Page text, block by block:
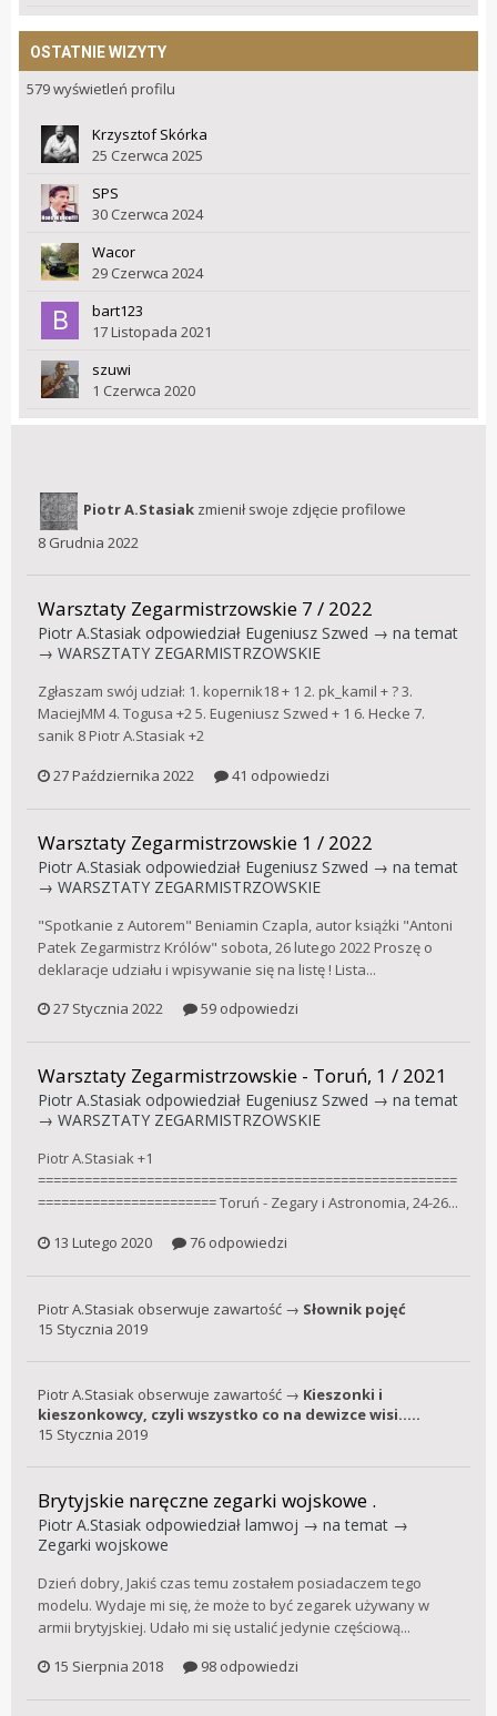
OSTATNIE WIZYTY
579 wyświetleń profilu
Krzysztof Skórka
25 Czerwca 2025
SPS
30 Czerwca 2024
Wacor
29 Czerwca 2024
bart123
17 Listopada 2021
szuwi
1 Czerwca 2020
Piotr A.Stasiak zmienił swoje zdjęcie profilowe
8 Grudnia 2022
Warsztaty Zegarmistrzowskie 7 / 2022
Piotr A.Stasiak odpowiedział Eugeniusz Szwed → na temat
→ WARSZTATY ZEGARMISTRZOWSKIE
Zgłaszam swój udział: 1. kopernik18 + 1 2. pk_kamil + ? 3.
MaciejMM 4. Togusa +2 5. Eugeniusz Szwed + 1 6. Hecke 7.
sanik 8 Piotr A.Stasiak +2
27 Października 2022
41 odpowiedzi
Warsztaty Zegarmistrzowskie 1 / 2022
Piotr A.Stasiak odpowiedział Eugeniusz Szwed → na temat
→ WARSZTATY ZEGARMISTRZOWSKIE
"Spotkanie z Autorem" Beniamin Czapla, autor książki "Antoni
Patek Zegarmistrz Królów" sobota, 26 lutego 2022 Proszę o
deklaracje udziału i wpisywanie się na listę ! Lista...
27 Stycznia 2022
59 odpowiedzi
Warsztaty Zegarmistrzowskie - Toruń, 1 / 2021
Piotr A.Stasiak odpowiedział Eugeniusz Szwed → na temat
→ WARSZTATY ZEGARMISTRZOWSKIE
Piotr A.Stasiak +1
======================================================
======================= Toruń - Zegary i Astronomia, 24-26...
13 Lutego 2020
76 odpowiedzi
Piotr A.Stasiak obserwuje zawartość → Słownik pojęć
15 Stycznia 2019
Piotr A.Stasiak obserwuje zawartość → Kieszonki i
kieszonkowcy, czyli wszystko co na dewizce wisi.....
15 Stycznia 2019
Brytyjskie naręczne zegarki wojskowe .
Piotr A.Stasiak odpowiedział lamwoj → na temat →
Zegarki wojskowe
Dzień dobry, Jakiś czas temu zostałem posiadaczem tego
modelu. Wydaje mi się, że może to być zegarek używany w
armii brytyjskiej. Udało mi się ustalić jedynie częściową...
15 Sierpnia 2018
98 odpowiedzi